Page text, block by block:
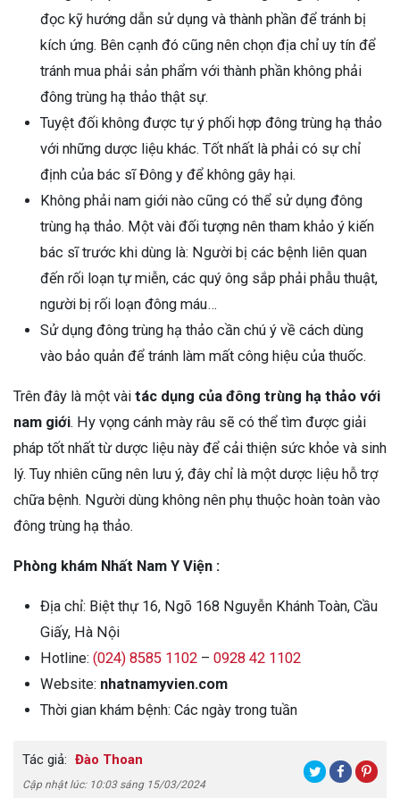
đọc kỹ hướng dẫn sử dụng và thành phần để tránh bị
kích ứng. Bên cạnh đó cũng nên chọn địa chỉ uy tín để
tránh mua phải sản phẩm với thành phần không phải
đông trùng hạ thảo thật sự.
Tuyệt đối không được tự ý phối hợp đông trùng hạ thảo
với những dược liệu khác. Tốt nhất là phải có sự chỉ
định của bác sĩ Đông y để không gây hại.
Không phải nam giới nào cũng có thể sử dụng đông
trùng hạ thảo. Một vài đối tượng nên tham khảo ý kiến
bác sĩ trước khi dùng là: Người bị các bệnh liên quan
đến rối loạn tự miễn, các quý ông sắp phải phẫu thuật,
người bị rối loạn đông máu…
Sử dụng đông trùng hạ thảo cần chú ý về cách dùng
vào bảo quản để tránh làm mất công hiệu của thuốc.
Trên đây là một vài tác dụng của đông trùng hạ thảo với
nam giới. Hy vọng cánh mày râu sẽ có thể tìm được giải
pháp tốt nhất từ dược liệu này để cải thiện sức khỏe và sinh
lý. Tuy nhiên cũng nên lưu ý, đây chỉ là một dược liệu hỗ trợ
chữa bệnh. Người dùng không nên phụ thuộc hoàn toàn vào
đông trùng hạ thảo.
Phòng khám Nhất Nam Y Viện :
Địa chỉ: Biệt thự 16, Ngõ 168 Nguyễn Khánh Toàn, Cầu
Giấy, Hà Nội
Hotline: (024) 8585 1102 – 0928 42 1102
Website: nhatnamyvien.com
Thời gian khám bệnh: Các ngày trong tuần
Tác giả: Đào Thoan
Cập nhật lúc: 10:03 sáng 15/03/2024